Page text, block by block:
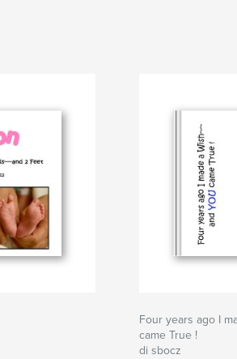
Four years ago I
came True !
di sbocz